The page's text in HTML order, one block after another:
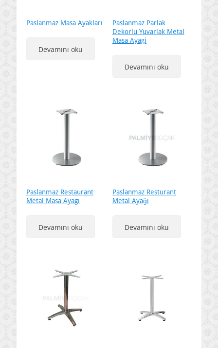
Paslanmaz Masa Ayakları
Devamını oku
Paslanmaz Parlak
Dekorlu Yuvarlak Metal
Masa Ayagi
Devamını oku
Paslanmaz Restaurant
Metal Masa Ayagı
Devamını oku
Paslanmaz Resturant
Metal Ayağı
Devamını oku